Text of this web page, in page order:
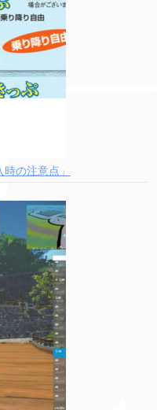
の注意点」